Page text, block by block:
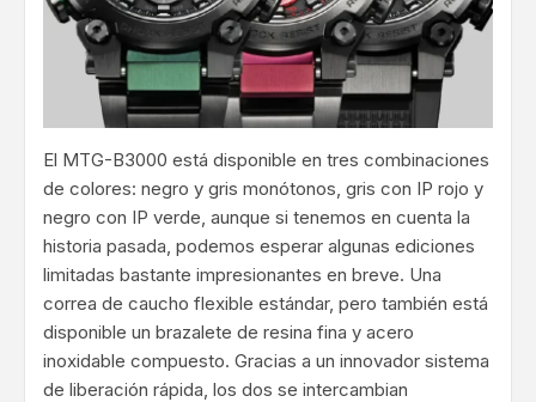
El MTG-B3000 está disponible en tres combinaciones
de colores: negro y gris monótonos, gris con IP rojo y
negro con IP verde, aunque si tenemos en cuenta la
historia pasada, podemos esperar algunas ediciones
limitadas bastante impresionantes en breve. Una
correa de caucho flexible estándar, pero también está
disponible un brazalete de resina fina y acero
inoxidable compuesto. Gracias a un innovador sistema
de liberación rápida, los dos se intercambian